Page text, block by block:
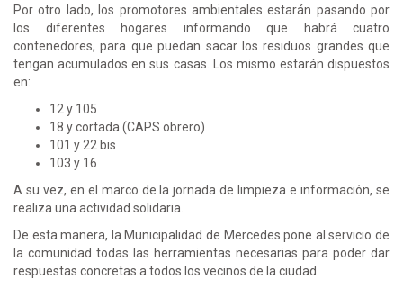
Por otro lado, los promotores ambientales estarán pasando por
los diferentes hogares informando que habrá cuatro
contenedores, para que puedan sacar los residuos grandes que
tengan acumulados en sus casas. Los mismo estarán dispuestos
en:
12 y 105
18 y cortada (CAPS obrero)
101 y 22 bis
103 y 16
A su vez, en el marco de la jornada de limpieza e información, se
realiza una actividad solidaria.
De esta manera, la Municipalidad de Mercedes pone al servicio de
la comunidad todas las herramientas necesarias para poder dar
respuestas concretas a todos los vecinos de la ciudad.